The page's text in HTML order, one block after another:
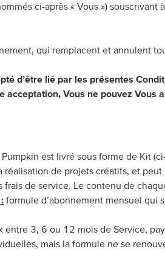
ci-après « Vous »)
qui remplacent et annulent
d’être lié par les présentes
acceptation, Vous ne pouvez Vous
est livré sous forme de Kit
de projets créatifs, et
de service. Le contenu de
formule d’abonnement mensuel qui
entre 3, 6 ou 12 mois de Service,
mais la formule ne se